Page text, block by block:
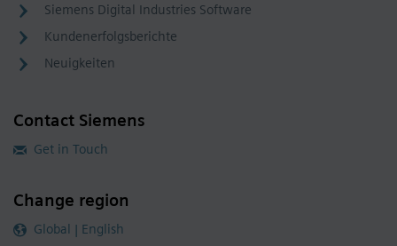
Siemens Digital Industries Software
Kundenerfolgsberichte
Neuigkeiten
Contact Siemens
Get in Touch
Change region
Global | English